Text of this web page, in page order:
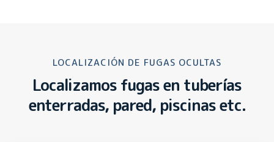
LOCALIZACIÓN DE FUGAS OCULTAS
Localizamos fugas en tuberías
enterradas, pared, piscinas etc.